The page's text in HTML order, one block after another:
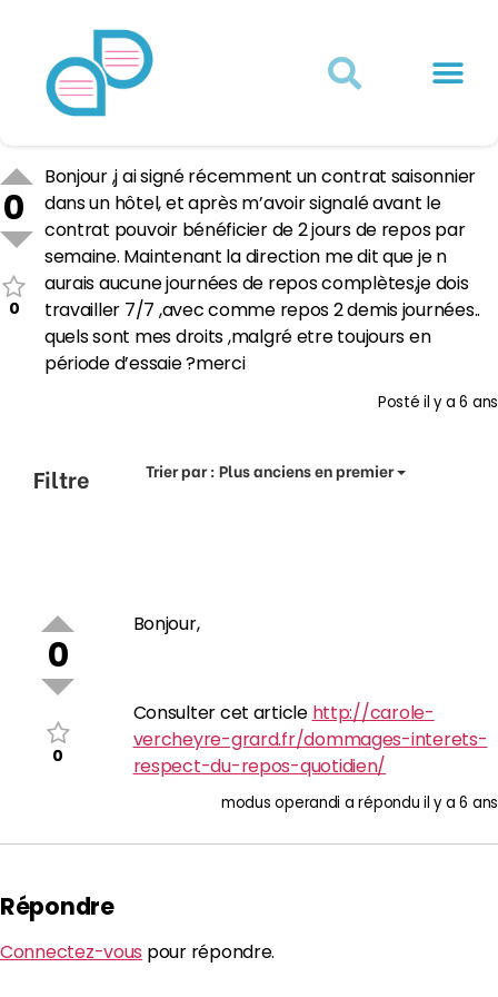
0
0
Bonjour ,j ai signé récemment un contrat saisonnier
dans un hôtel, et après m’avoir signalé avant le
contrat pouvoir bénéficier de 2 jours de repos par
semaine. Maintenant la direction me dit que je n
aurais aucune journées de repos complètes,je dois
travailler 7/7 ,avec comme repos 2 demis journées..
quels sont mes droits ,malgré etre toujours en
période d’essaie ?merci
Postéil y a 6 ans
Filtre Trier par :Plus anciens en premier
0
0
Bonjour,
Consulter cet article http://carole-
vercheyre-grard.fr/dommages-interets-
respect-du-repos-quotidien/
modus operandi a réponduil y a 6 ans
Répondre
Connectez-vous pour répondre.